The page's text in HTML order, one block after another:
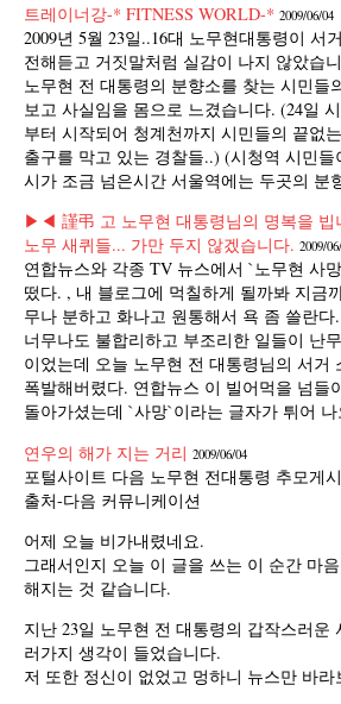
트레이너강-* FITNESS WORLD-* 2009/06/04
2009년 5월 23일..16대 노무현대통령이 서
전해듣고 거짓말처럼 실감이 나지 않았습
노무현 전 대통령의 분향소를 찾는 시민들
보고 사실임을 몸으로 느겼습니다. (24일
부터 시작되어 청계천까지 시민들의 끝없
출구를 막고 있는 경찰들..) (시청역 시민
시가 조금 넘은시간 서울역에는 두곳의 분
▶◀ 謹弔 고 노무현 대통령님의 명복을 빕
노무 새퀴들... 가만 두지 않겠습니다. 2009/
연합뉴스와 각종 TV 뉴스에서 `노무현 사
떴다. , 내 블로그에 먹칠하게 될까봐 지금
무나 분하고 화나고 원통해서 욕 좀 쓸란
너무나도 불합리하고 부조리한 일들이 난
이었는데 오늘 노무현 전 대통령님의 서거
폭발해버렸다. 연합뉴스 이 빌어먹을 넘들
돌아가셨는데 `사망`이라는 글자가 튀어
연우의 해가 지는 거리 2009/06/04
포털사이트 다음 노무현 전대통령 추모게
출처-다음 커뮤니케이션
어제 오늘 비가내렸네요.
그래서인지 오늘 이 글을 쓰는 이 순간 마
해지는 것 같습니다.
지난 23일 노무현 전 대통령의 갑작스러운
러가지 생각이 들었습니다.
저 또한 정신이 없었고 멍하니 뉴스만 바라